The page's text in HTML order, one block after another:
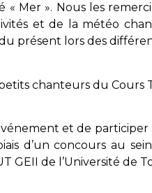
« Mer ». Nous les
et de la météo
présent lors des
chanteurs du Cours
et de participer
d’un concours au
GEII de l’Université de